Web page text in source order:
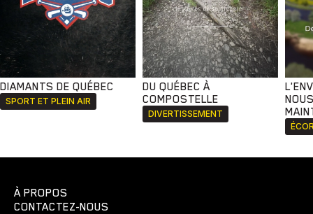
DIAMANTS DE QUÉBEC
SPORT ET PLEIN AIR
DU QUÉBEC À
COMPOSTELLE
DIVERTISSEMENT
À PROPOS
CONTACTEZ-NOUS